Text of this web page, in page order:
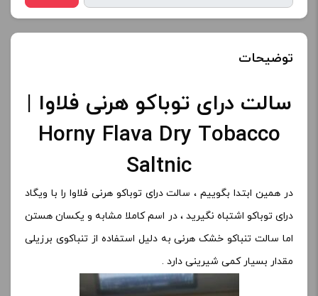
توضیحات
سالت درای توباکو هرنی فلاوا |
Horny Flava Dry Tobacco
Saltnic
در همین ابتدا بگوییم ، سالت درای توباکو هرنی فلاوا را با ویگاد
درای توباکو اشتباه نگیرید ، در اسم کاملا مشابه و یکسان هستن
اما سالت تنباکو خشک هرنی به دلیل استفاده از تنباکوی برزیلی
مقدار بسیار کمی شیرینی دارد .